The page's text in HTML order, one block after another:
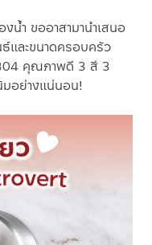
น้ำ ขออาสามานำเสนอ
และขนาดครอบครัว
คุณภาพดี 3 สี 3
มอย่างแน่นอน!